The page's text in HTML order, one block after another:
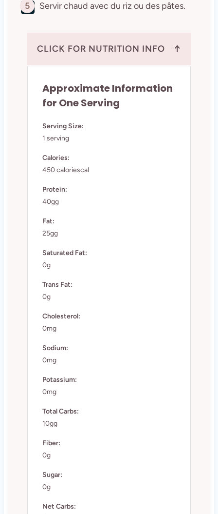
5 Servir chaud avec du riz ou des pâtes.
CLICK FOR NUTRITION INFO ↑
Approximate Information
for One Serving
Serving Size:
1 serving
Calories:
450 caloriescal
Protein:
40gg
Fat:
25gg
Saturated Fat:
0g
Trans Fat:
0g
Cholesterol:
0mg
Sodium:
0mg
Potassium:
0mg
Total Carbs:
10gg
Fiber:
0g
Sugar:
0g
Net Carbs: